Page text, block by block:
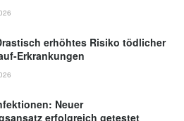
erhöhtes Risiko tödlicher
Erkrankungen
Neuer
erfolgreich getestet